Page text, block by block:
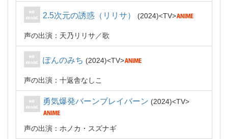
2.5次元の誘惑（リリサ） 2024 TV
声の出演：天乃リリサ 歌
ぽんのみち 2024 TV
声の出演：十返舎なしこ
勇気爆発バーンブレイバーン 2024 TV
声の出演：ホノカ・スズナギ